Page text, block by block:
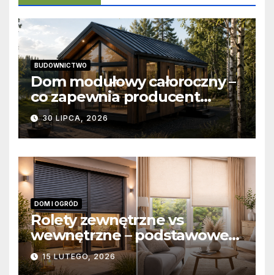
BUDOWNICTWO
Dom modułowy całoroczny –
co zapewnia producent
domów modułowych?
30 LIPCA, 2026
DOM I OGRÓD
Rolety zewnętrzne vs
wewnętrzne – podstawowe
różnice konstrukcyjne i
funkcjonalne
15 LUTEGO, 2026